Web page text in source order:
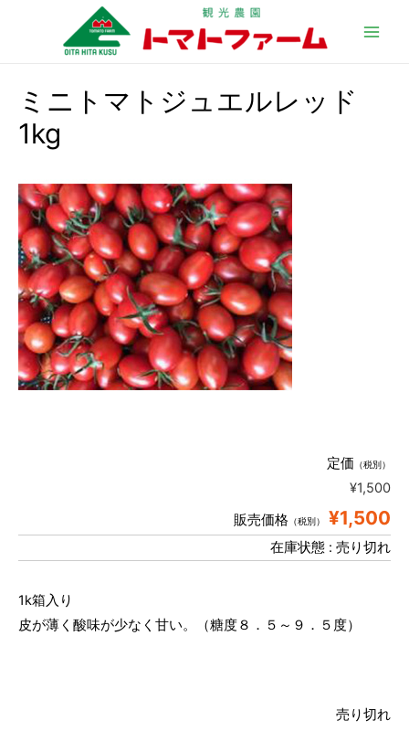
ミニトマトジュエルレッド
1kg
定価 （税別）
¥1,500
販売価格 （税別） ¥1,500
在庫状態 : 売り切れ
1k箱入り
皮が薄く酸味が少なく甘い。（糖度８．５～９．５度）
売り切れ